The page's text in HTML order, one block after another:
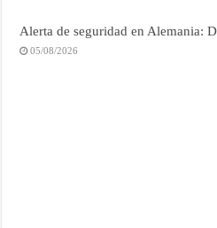
Alerta de seguridad en Alemania:
05/08/2026